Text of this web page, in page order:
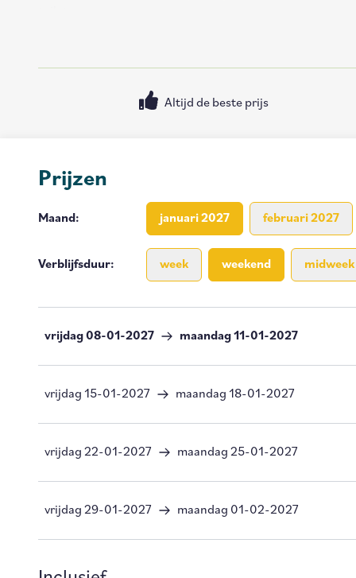
De twee slaapkamers bevinden zich op de eerste
twee eenpersoonsboxsprings. Ook is er een apart toilet
De openslaande deuren in de woonkamer bieden
Altijd de beste prijs
Prijzen
Maand : januari 2027 februari 2027
Verblijfsduur: week weekend midweek
vrijdag 08-01-2027 maandag 11-01-2027
vrijdag 15-01-2027 maandag 18-01-2027
vrijdag 22-01-2027 maandag 25-01-2027
vrijdag 29-01-2027 maandag 01-02-2027